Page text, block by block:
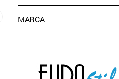
MARCA